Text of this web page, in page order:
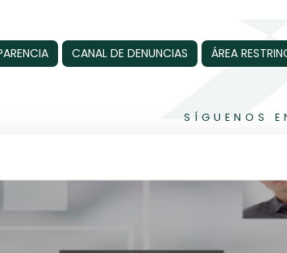
CANAL DE DENUNCIAS ÁREA
SÍGUENOS